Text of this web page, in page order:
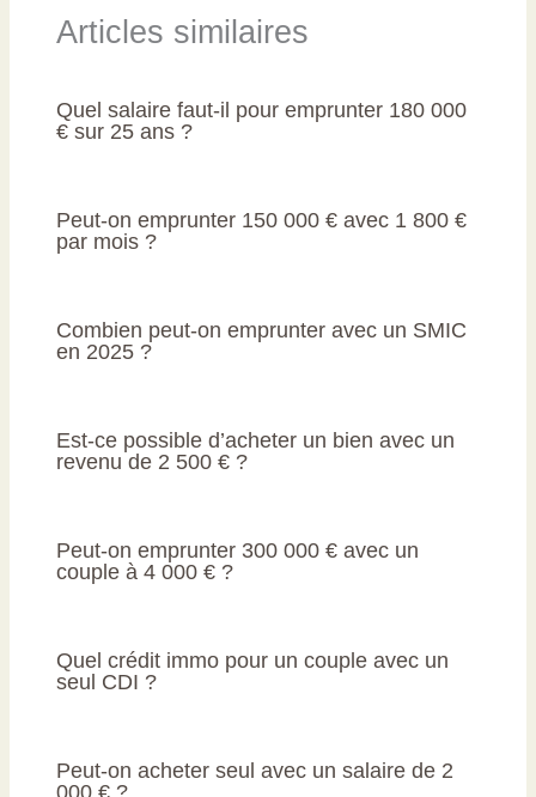
Articles similaires
Quel salaire faut-il pour emprunter 180 000
€ sur 25 ans ?
Peut-on emprunter 150 000 € avec 1 800 €
par mois ?
Combien peut-on emprunter avec un SMIC
en 2025 ?
Est-ce possible d’acheter un bien avec un
revenu de 2 500 € ?
Peut-on emprunter 300 000 € avec un
couple à 4 000 € ?
Quel crédit immo pour un couple avec un
seul CDI ?
Peut-on acheter seul avec un salaire de 2